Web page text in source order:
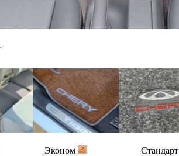
Эконом Стандарт